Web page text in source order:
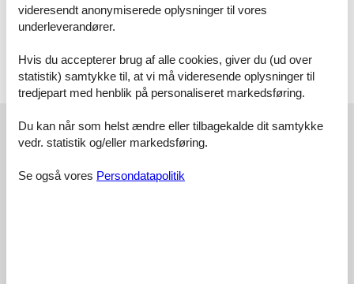
ideal gelegenen Unterkunft.
Raumaufteilung
Kleiderschrank
Doppelbett (Offenes Fußteil)
Eksterne anmeldelser
Vores gæsteanmeldelserEksterne anmeldelser
4,8
videresendt anonymiserede oplysninger til vores
underleverandører.
Hvis du accepterer brug af alle cookies, giver du (ud over
statistik) samtykke til, at vi må videresende oplysninger til
tredjepart med henblik på personaliseret markedsføring.
Du kan når som helst ændre eller tilbagekalde dit samtykke
vedr. statistik og/eller markedsføring.
Se også vores Persondatapolitik